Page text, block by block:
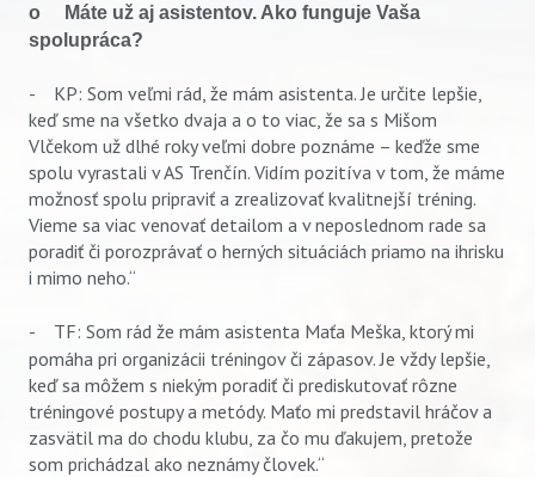
Vyhľadávanie
o Máte už aj asistentov. Ako funguje Vaša
spolupráca?
- KP: Som veľmi rád, že mám asistenta. Je určite lepšie,
keď sme na všetko dvaja a o to viac, že sa s Mišom
Vlčekom už dlhé roky veľmi dobre poznáme – keďže sme
spolu vyrastali v AS Trenčín. Vidím pozitíva v tom, že máme
možnosť spolu pripraviť a zrealizovať kvalitnejší tréning.
Vieme sa viac venovať detailom a v neposlednom rade sa
poradiť či porozprávať o herných situáciách priamo na ihrisku
i mimo neho.“
- TF: Som rád že mám asistenta Maťa Meška, ktorý mi
pomáha pri organizácii tréningov či zápasov. Je vždy lepšie,
keď sa môžem s niekým poradiť či prediskutovať rôzne
tréningové postupy a metódy. Maťo mi predstavil hráčov a
zasvätil ma do chodu klubu, za čo mu ďakujem, pretože
som prichádzal ako neznámy človek.“